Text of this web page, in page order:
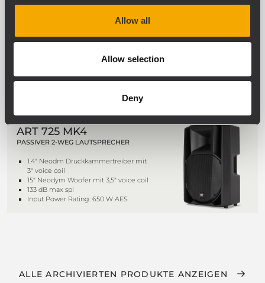
Allow all
Allow selection
Deny
128 dB maximaler Schalldruckpegel
Constant-Directivity-Horn mit großer
XBOOST Low Frequency Enhancer
ART 725 MK4
PASSIVER 2-WEG LAUTSPRECHER
1.4" Neodm Druckkammertreiber mit
3" voice coil
15" Neodym Woofer mit 3,5" voice coil
133 dB max spl
Input Power Rating: 650 W AES
ALLE ARCHIVIERTEN PRODUKTE ANZEIGEN